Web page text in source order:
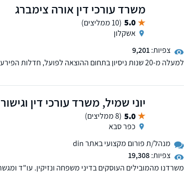
משרד עורכי דין אורה צימברג
5.0 (10 ממליצים)
אשקלון
צפיות:9,201
למעלה מ-20 שנות ניסיון בתחום ההוצאה לפועל, חדלות
יוני שמיל, משרד עורכי דין וגישור
5.0 (8 ממליצים)
כפר סבא
מנהל/ת פורום מקצועי באתר din
צפיות:19,308
משרדנו מהמובילים העוסקים בדיני משפחה ונזיקין. עו"ד